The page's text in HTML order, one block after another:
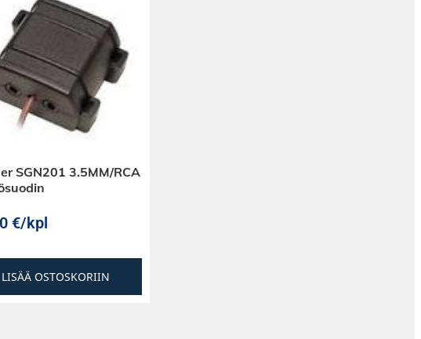
SGN201 3.5MM/RCA
€/kpl
LISÄÄ OSTOSKORIIN